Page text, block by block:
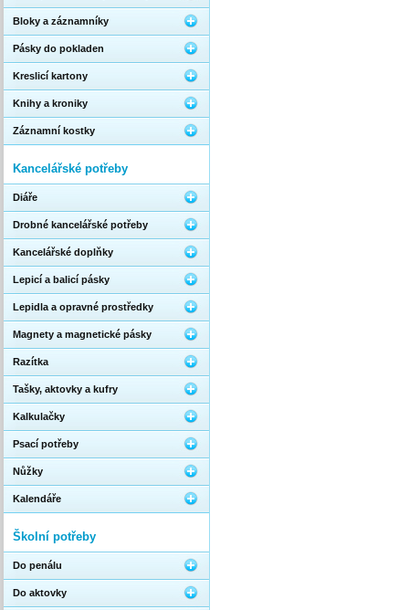
Bloky a záznamníky
Pásky do pokladen
Kreslicí kartony
Knihy a kroniky
Záznamní kostky
Kancelářské potřeby
Diáře
Drobné kancelářské potřeby
Kancelářské doplňky
Lepicí a balicí pásky
Lepidla a opravné prostředky
Magnety a magnetické pásky
Razítka
Tašky, aktovky a kufry
Kalkulačky
Psací potřeby
Nůžky
Kalendáře
Školní potřeby
Do penálu
Do aktovky